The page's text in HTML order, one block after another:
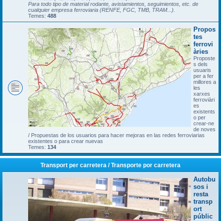
Para todo tipo de material rodante, avistamientos, seguimientos, etc. de
cualquier empresa ferroviaria (RENFE, FGC, TMB, TRAM...).
Temes: 488
Propos
tes
ferrovi
àries
Proposte
s dels
usuaris
per a fer
millores a
les
xarxes
ferroviàri
es
existents
o per
crear-ne
de noves
/ Propuestas de los usuarios para hacer mejoras en las redes ferroviarias
existentes o para crear nuevas
Temes: 134
Transport per carretera / Transporte por carretera
Autobu
sos i
resta
transp
ort
públic